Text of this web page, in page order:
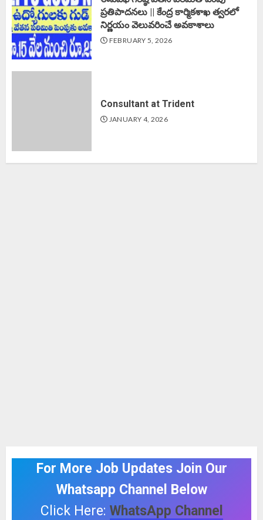
ప్రతిపాదనలు || కేంద్ర కార్మికశాఖ త్వరలో
నిర్ణయం వెలువరించే అవకాశాలు
FEBRUARY 5, 2026
Consultant at Trident
JANUARY 4, 2026
For More Job Updates Join Our
Whatsapp Channel Below
Click Here: WhatsApp Channel